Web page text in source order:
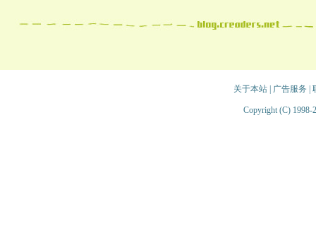
关于本站| 广告服务
Copyright (C) 1998-